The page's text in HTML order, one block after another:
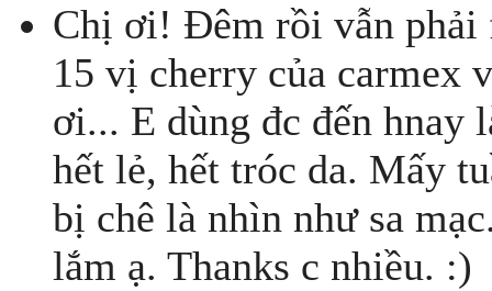
Chị ơi! Đêm rồi vẫn phải
15 vị cherry của carmex
ơi... E dùng đc đến hnay
hết lẻ, hết tróc da. Mấy
bị chê là nhìn như sa
lắm ạ. Thanks c nhiều. :)